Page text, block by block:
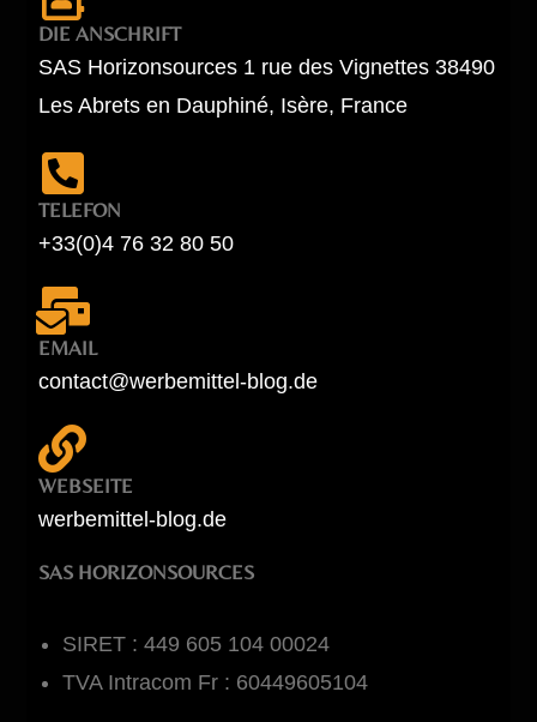
DIE ANSCHRIFT
SAS Horizonsources 1 rue des Vignettes 38490
Les Abrets en Dauphiné, Isère, France
TELEFON
+33(0)4 76 32 80 50
EMAIL
contact@werbemittel-blog.de
WEBSEITE
werbemittel-blog.de
SAS HORIZONSOURCES
SIRET : 449 605 104 00024
TVA Intracom Fr : 60449605104